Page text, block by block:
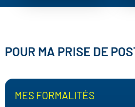
POUR MA PRISE DE
MES FORMALITÉS